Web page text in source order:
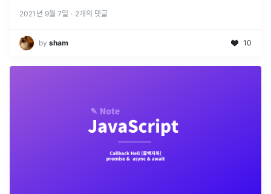
2021년 9월 7일 · 2개의 댓글
by sham 10